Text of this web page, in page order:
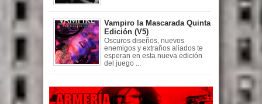
Vampiro la Mascarada Quinta
Edición (V5)
Oscuros diseños, nuevos
enemigos y extraños aliados te
esperan en esta nueva edición
del juego ...